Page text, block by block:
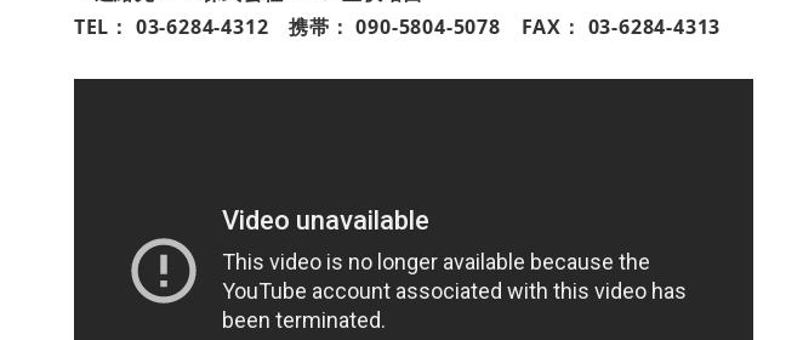
TEL： 03-6284-4312 携帯： 090-5804-5078 FAX： 03-6284-4313